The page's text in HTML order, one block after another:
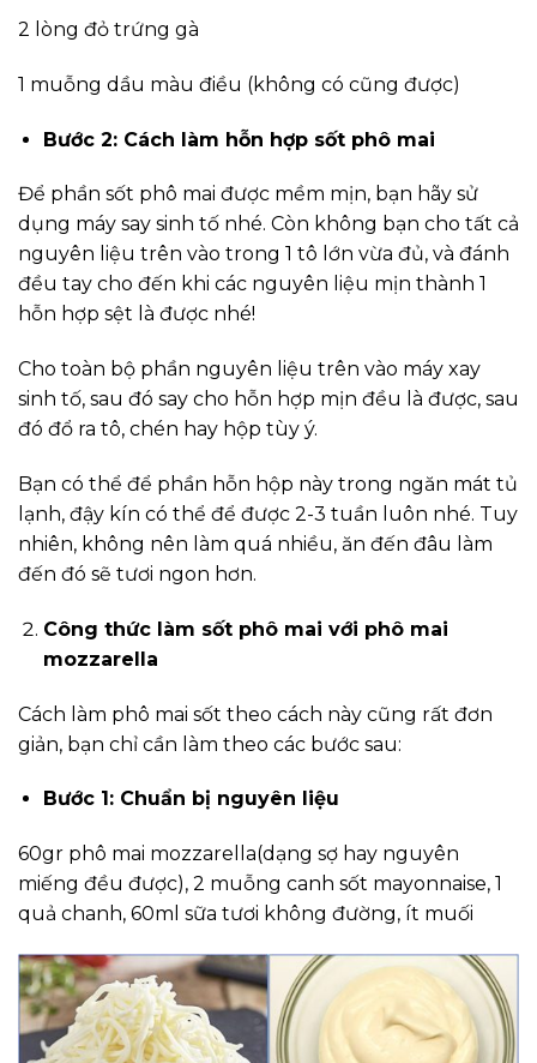
2 lòng đỏ trứng gà
1 muỗng dầu màu điều (không có cũng được)
Bước 2: Cách làm hỗn hợp sốt phô mai
Để phần sốt phô mai được mềm mịn, bạn hãy sử
dụng máy say sinh tố nhé. Còn không bạn cho tất cả
nguyên liệu trên vào trong 1 tô lớn vừa đủ, và đánh
đều tay cho đến khi các nguyên liệu mịn thành 1
hỗn hợp sệt là được nhé!
Cho toàn bộ phần nguyên liệu trên vào máy xay
sinh tố, sau đó say cho hỗn hợp mịn đều là được, sau
đó đổ ra tô, chén hay hộp tùy ý.
Bạn có thể để phần hỗn hộp này trong ngăn mát tủ
lạnh, đậy kín có thể để được 2-3 tuần luôn nhé. Tuy
nhiên, không nên làm quá nhiều, ăn đến đâu làm
đến đó sẽ tươi ngon hơn.
Công thức làm sốt phô mai với phô mai
mozzarella
Cách làm phô mai sốt theo cách này cũng rất đơn
giản, bạn chỉ cần làm theo các bước sau:
Bước 1: Chuẩn bị nguyên liệu
60gr phô mai mozzarella(dạng sợ hay nguyên
miếng đều được), 2 muỗng canh sốt mayonnaise, 1
quả chanh, 60ml sữa tươi không đường, ít muối